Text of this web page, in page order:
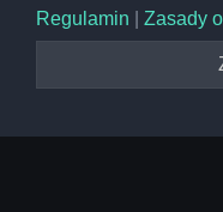
Regulamin Zasady